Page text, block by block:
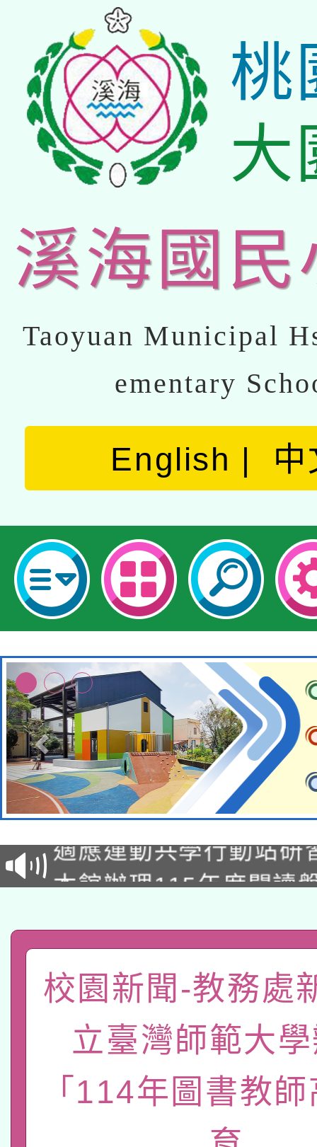
桃
大
溪海國民
Taoyuan Municipal
ementary
English 中
本校115學年度第2次
招甄選結果公告(無人
招)
適應運動共學行動站研
本館辦理115年度閱讀
礎課程
A3數位素養講師名單
「數位內容與教學軟體
pilot」
薪期間赴陸應申請許可
轉知經濟部水利署委託
業技術研究院辦理「
用水績優單位及節水達
115年8月22日(星期六
桃園市孔廟祈福系列
2026年桃園地景藝術
校園新聞-教務處
立臺灣師範大
「114年圖書教